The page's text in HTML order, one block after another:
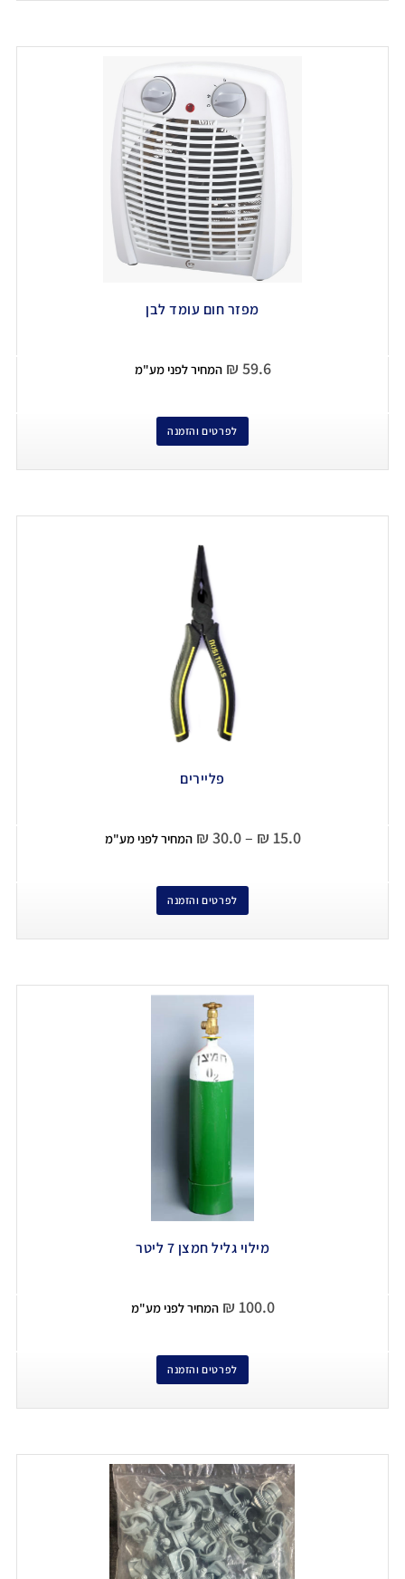
מפזר חום עומד לבן
₪ 59.6 המחיר לפני מע"מ
לפרטים והזמנה
פליירים
₪ 15.0
–
₪ 30.0 המחיר לפני מע"מ
לפרטים והזמנה
מילוי גליל חמצן 7 ליטר
₪ 100.0 המחיר לפני מע"מ
לפרטים והזמנה